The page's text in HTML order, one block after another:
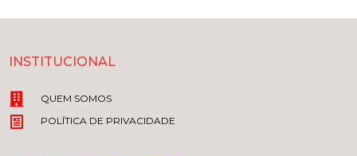
INSTITUCIONAL
QUEM SOMOS
POLÍTICA DE PRIVACIDADE